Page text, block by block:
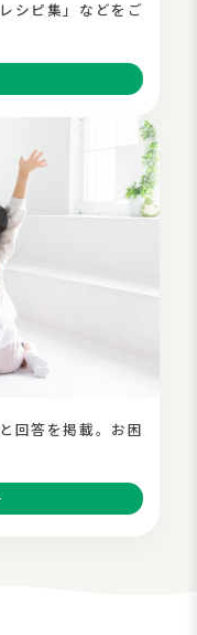
シピ集」などをご
回答を掲載。お困